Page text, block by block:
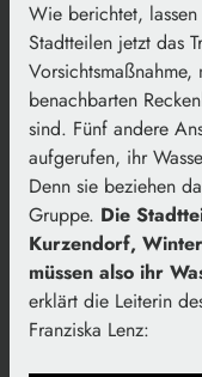
Wie berichtet,
Stadtteilen jetzt das
Vorsichtsmaßnahme,
benachbarten
sind. Fünf andere
aufgerufen, ihr
Denn sie beziehen
Gruppe. Die
Kurzendorf,
müssen also ihr
erklärt die Leiterin
Franziska Lenz: